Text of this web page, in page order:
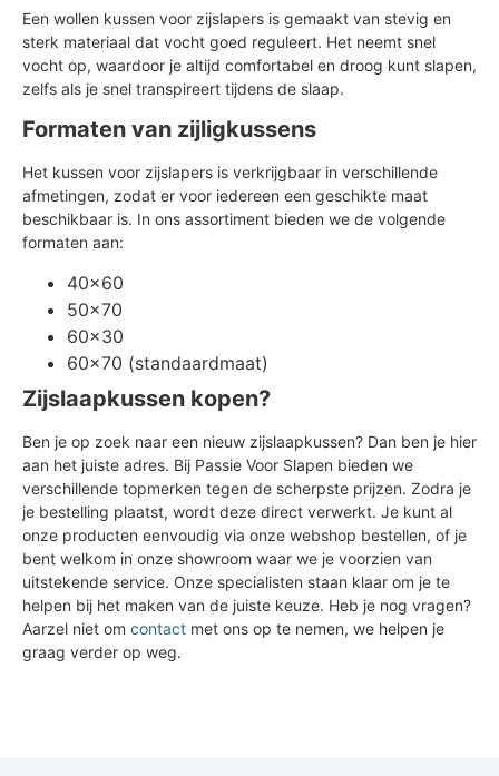
Een wollen kussen voor zijslapers is gemaakt van stevig en
sterk materiaal dat vocht goed reguleert. Het neemt snel
vocht op, waardoor je altijd comfortabel en droog kunt slapen,
zelfs als je snel transpireert tijdens de slaap.
Formaten van zijligkussens
Het kussen voor zijslapers is verkrijgbaar in verschillende
afmetingen, zodat er voor iedereen een geschikte maat
beschikbaar is. In ons assortiment bieden we de volgende
formaten aan:
40x60
50x70
60x30
60x70 (standaardmaat)
Zijslaapkussen kopen?
Ben je op zoek naar een nieuw zijslaapkussen? Dan ben je hier
aan het juiste adres. Bij Passie Voor Slapen bieden we
verschillende topmerken tegen de scherpste prijzen. Zodra je
je bestelling plaatst, wordt deze direct verwerkt. Je kunt al
onze producten eenvoudig via onze webshop bestellen, of je
bent welkom in onze showroom waar we je voorzien van
uitstekende service. Onze specialisten staan klaar om je te
helpen bij het maken van de juiste keuze. Heb je nog vragen?
Aarzel niet om contact met ons op te nemen, we helpen je
graag verder op weg.